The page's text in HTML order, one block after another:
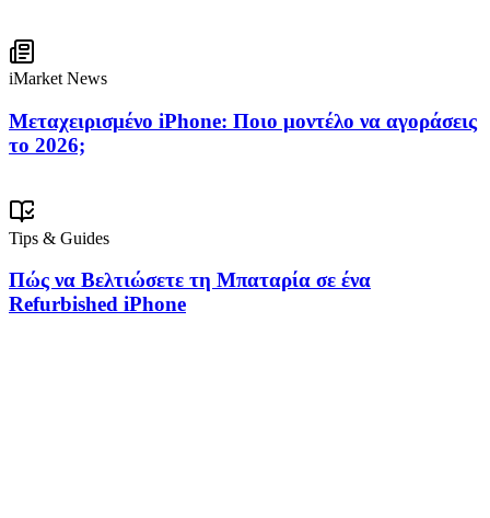
iMarket News
Μεταχειρισμένο iPhone: Ποιο μοντέλο να αγοράσεις
το 2026;
Tips & Guides
Πώς να Βελτιώσετε τη Μπαταρία σε ένα
Refurbished iPhone